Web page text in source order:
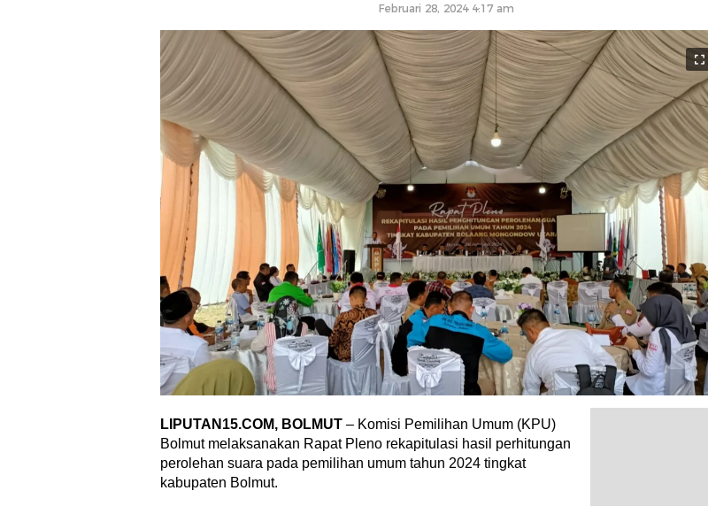
Februari 28, 2024 4:17 am
L IPUTAN15.COM, BOLMUT – Komisi Pemilihan Umum (KPU)
Bolmut melaksanakan Rapat Pleno rekapitulasi hasil perhitungan
perolehan suara pada pemilihan umum tahun 2024 tingkat
kabupaten Bolmut.